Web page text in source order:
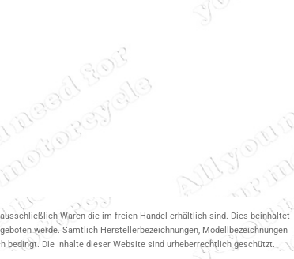
Waren die im freien Handel erhältlich sind. Dies beinhaltet
werde. Sämtlich Herstellerbezeichnungen, Modellbezeichnungen
bedingt. Die Inhalte dieser Website sind urheberrechtlich geschützt.